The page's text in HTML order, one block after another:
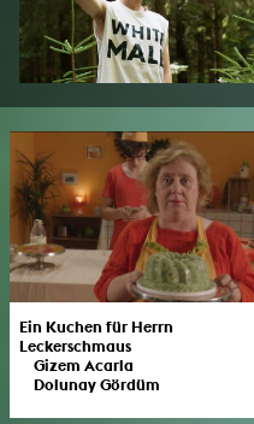
Ein Kuchen für Herrn
Leckerschmaus
Gizem Acarla
Dolunay Gördüm